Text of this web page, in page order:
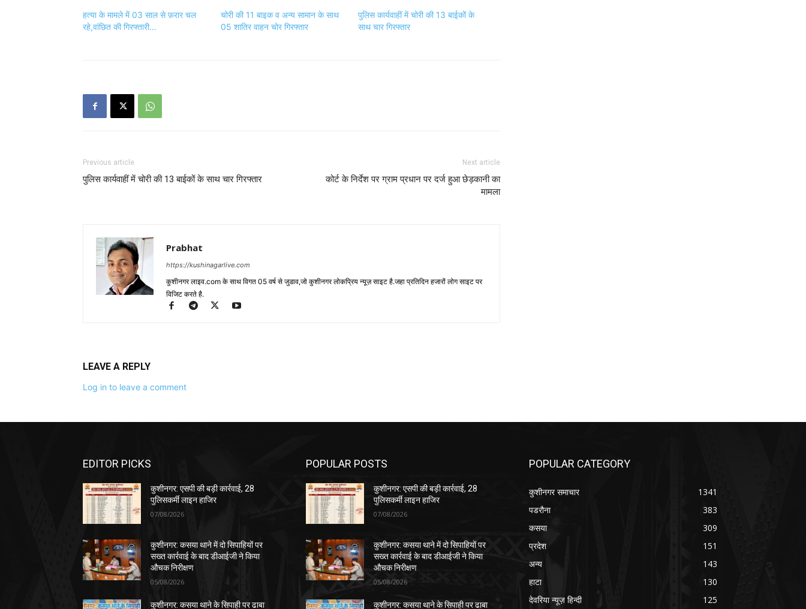
हत्या के मामले में 03 साल से फ़रार चल
रहे,वांछित की गिरफ्तारी…
चोरी की 11 बाइक व अन्य सामान के साथ
05 शातिर वाहन चोर गिरफ्तार
पुलिस कार्यवाहीं में चोरी की 13 बाईकों के
साथ चार गिरफ्तार
Previous article
पुलिस कार्यवाहीं में चोरी की 13 बाईकों के साथ चार गिरफ्तार
Next article
कोर्ट के निर्देश पर ग्राम प्रधान पर दर्ज हुआ छेड़कानी का
मामला
Prabhat
https://kushinagarlive.com
कुशीनगर लाइव.com के साथ विगत 05 वर्ष से जुडाव,जो कुशीनगर लोकप्रिय न्यूज़ साइट है.जहा प्रतिदिन हजारों लोग साइट पर
विजिट करते है.
LEAVE A REPLY
Log in to leave a comment
EDITOR PICKS
कुशीनगर: एसपी की बड़ी कार्रवाई, 28
पुलिसकर्मी लाइन हाजिर
07/08/2026
कुशीनगर: कसया थाने में दो सिपाहियों पर
सख्त कार्रवाई के बाद डीआईजी ने किया
औचक निरीक्षण
05/08/2026
कुशीनगर: कसया थाने के सिपाही पर ढाबा
POPULAR POSTS
कुशीनगर: एसपी की बड़ी कार्रवाई, 28
पुलिसकर्मी लाइन हाजिर
07/08/2026
कुशीनगर: कसया थाने में दो सिपाहियों पर
सख्त कार्रवाई के बाद डीआईजी ने किया
औचक निरीक्षण
05/08/2026
कुशीनगर: कसया थाने के सिपाही पर ढाबा
POPULAR CATEGORY
कुशीनगर समाचार
1341
पडरौना
383
कसया
309
प्रदेश
151
अन्य
143
हाटा
130
देवरिया न्यूज़ हिन्दी
125